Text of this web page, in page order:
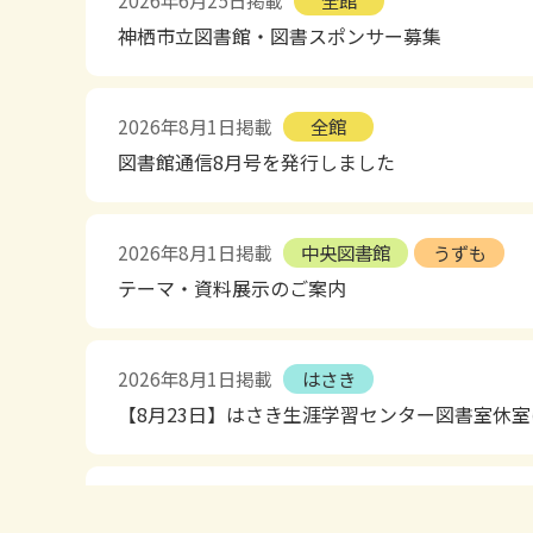
神栖市立図書館・図書スポンサー募集
2026年8月1日掲載 全館
図書館通信8月号を発行しました
2026年8月1日掲載 中央図書館 うずも
テーマ・資料展示のご案内
2026年8月1日掲載 はさき
【8月23日】はさき生涯学習センター図書室休